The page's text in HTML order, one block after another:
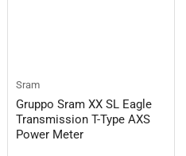
Sram
Gruppo Sram XX SL Eagle
Transmission T-Type AXS
Power Meter